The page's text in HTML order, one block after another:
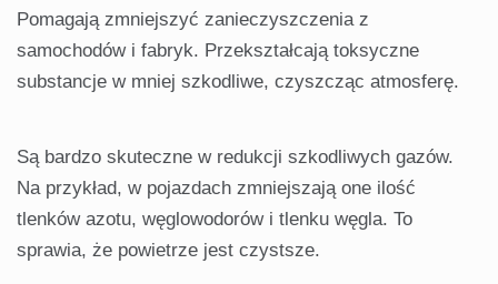
Pomagają zmniejszyć zanieczyszczenia z
samochodów i fabryk. Przekształcają toksyczne
substancje w mniej szkodliwe, czyszcząc atmosferę.
Są bardzo skuteczne w redukcji szkodliwych gazów.
Na przykład, w pojazdach zmniejszają one ilość
tlenków azotu, węglowodorów i tlenku węgla. To
sprawia, że powietrze jest czystsze.